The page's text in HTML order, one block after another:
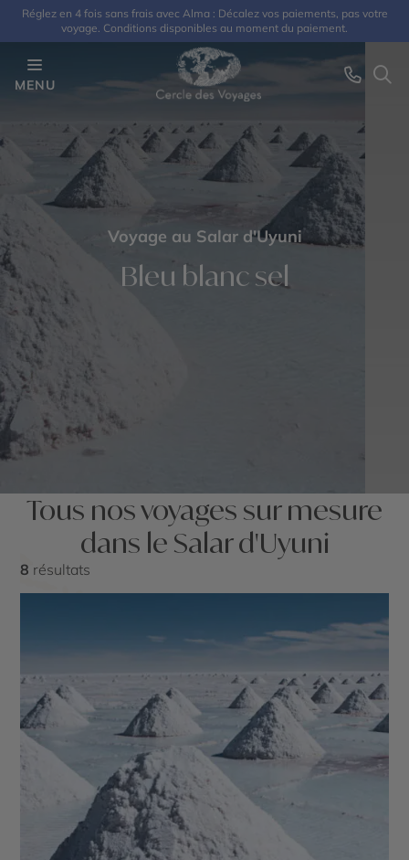
Réglez en 4 fois sans frais avec Alma : Décalez vos paiements, pas votre
voyage. Conditions disponibles au moment du paiement.
MENU
Voyage au Salar d'Uyuni
Bleu blanc sel
Tous nos voyages sur mesure
dans le Salar d'Uyuni
8 résultats